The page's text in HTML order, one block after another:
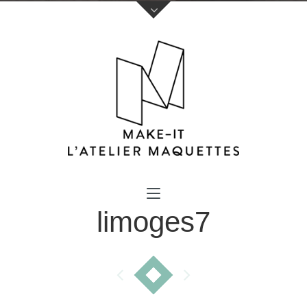
Votre nom (obligatoire)
Votre e-mail (obligatoire)limoges7